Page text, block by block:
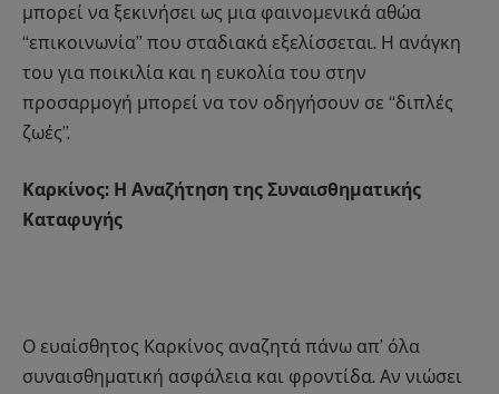
μπορεί να ξεκινήσει ως μια φαινομενικά αθώα
“επικοινωνία” που σταδιακά εξελίσσεται. Η ανάγκη
του για ποικιλία και η ευκολία του στην
προσαρμογή μπορεί να τον οδηγήσουν σε “διπλές
ζωές”.
Καρκίνος: Η Αναζήτηση της Συναισθηματικής
Καταφυγής
Ο ευαίσθητος Καρκίνος αναζητά πάνω απ’ όλα
συναισθηματική ασφάλεια και φροντίδα. Αν νιώσει